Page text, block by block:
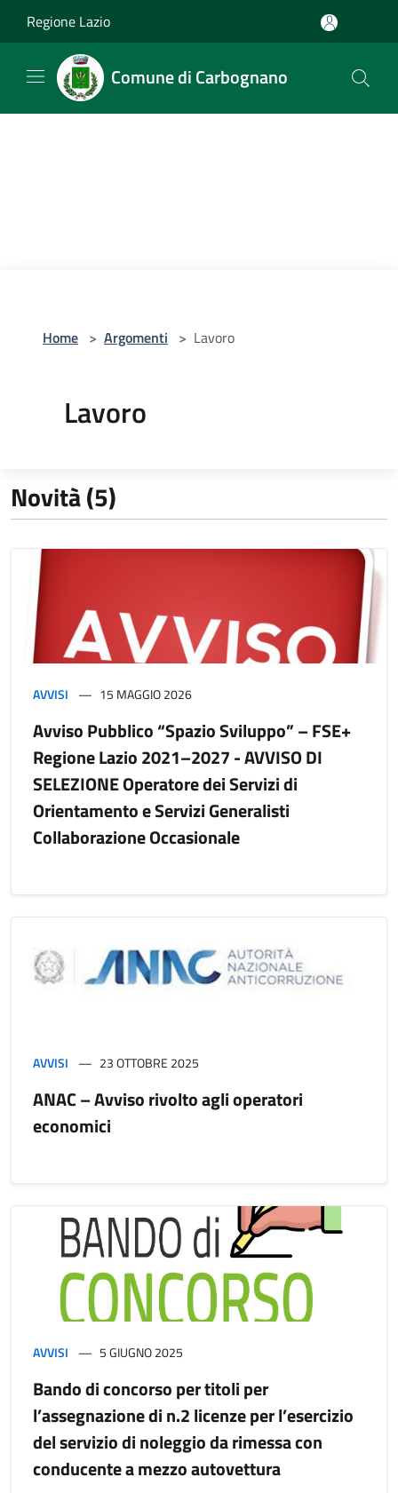
Regione Lazio
Comune di Carbognano
Home > Argomenti > Lavoro
Lavoro
Novità (5)
AVVISI 15 MAGGIO 2026
Avviso Pubblico “Spazio Sviluppo” – FSE+
Regione Lazio 2021–2027 - AVVISO DI
SELEZIONE Operatore dei Servizi di
Orientamento e Servizi Generalisti
Collaborazione Occasionale
AVVISI 23 OTTOBRE 2025
ANAC – Avviso rivolto agli operatori
economici
AVVISI 5 GIUGNO 2025
Bando di concorso per titoli per
l’assegnazione di n.2 licenze per l’esercizio
del servizio di noleggio da rimessa con
conducente a mezzo autovettura